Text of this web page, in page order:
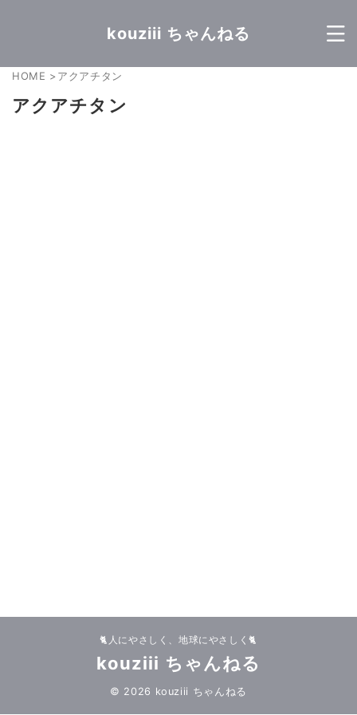
kouziii ちゃんねる
HOME >アクアチタン
アクアチタン
🐈人にやさしく、地球にやさしく🐈
kouziii ちゃんねる
© 2026 kouziii ちゃんねる